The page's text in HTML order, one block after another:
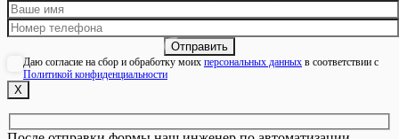
Даю согласие на сбор и обработку моих персональных данных в соответствии с
Политикой конфиденциальности
Х